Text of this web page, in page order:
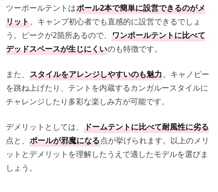
ツーポールテントはポール2本で簡単に設営できるのがメ
リット。キャンプ初心者でも直感的に設営できるでしょ
う。ピークが2箇所あるので、 ワンポールテントに比べて
デッドスペースが生じにくいのも特徴です。
また、 スタイルをアレンジしやすいのも魅力。キャノピー
を跳ね上げたり、テントを内蔵するカンガルースタイルに
チャレンジしたり多彩な楽しみ方が可能です。
デメリットとしては、 ドームテントに比べて耐風性に劣る
点と、 ポールが邪魔になる点が挙げられます。以上のメリ
ットとデメリットを理解したうえで適したモデルを選びま
しょう。